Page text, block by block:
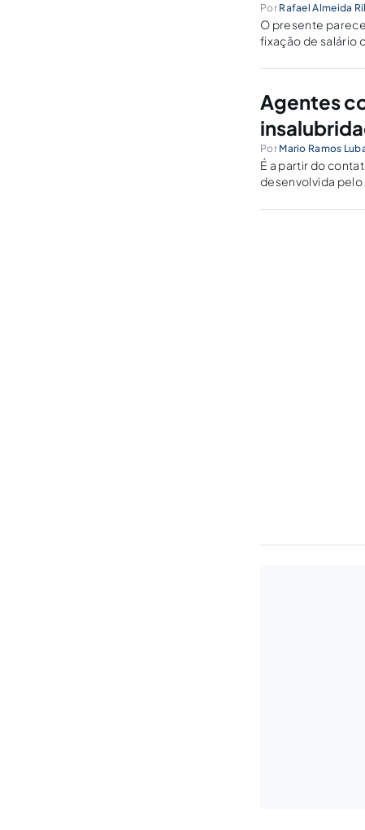
Por Rafael Almeida
O presente
fixação de salário
Agentes
Por Mario Ramos
É a partir do
desenvolvida pelo